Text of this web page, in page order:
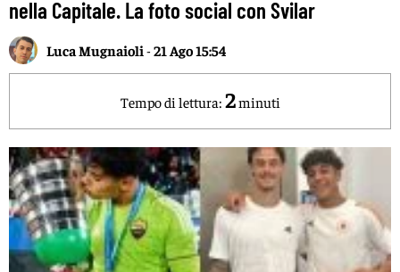
nella Capitale. La foto social con Svilar
Luca Mugnaioli -21 Ago 15:54
Tempo di lettura: 2minuti